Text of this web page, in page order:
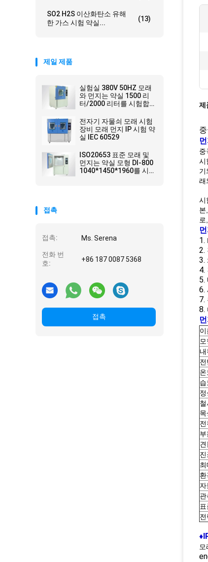
SO2 H2S 이산화탄소 유해
한 가스 시험 약실...
(13)
제일 제품
실험실 380V 50HZ 모래
와 먼지는 약실 1500 리
터/2000 리터를 시험합
전자기 자물쇠 모래 시험
장비 모래 먼지 IP 시험 약
실 IEC 60529
ISO20653 표준 모래 및
먼지는 약실 모형 DI-800
1040*1450*1960를 시험
접촉
접촉: Ms. Serena
전화 번
호:
+86 187 0087 5368
접촉
제
중
시
기
래
시
본
1.
2.
3.
4.
5.
6.
7.
8.
이
모
습
목
진
환
자